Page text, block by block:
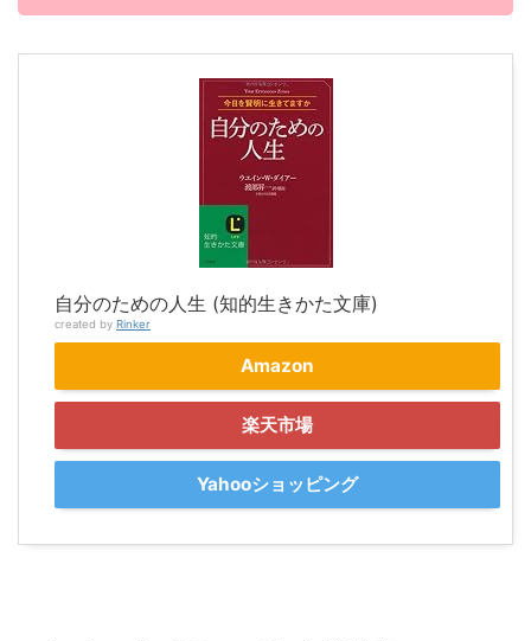
自分のための人生 (知的生きかた文庫)
created by Rinker
Amazon
楽天市場
Yahooショッピング